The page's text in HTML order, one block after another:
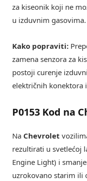
za kiseonik koji ne
u izduvnim gasovima.
Kako popraviti:
zamena senzora za
postoji curenje
električnih konektora
P0153 Kod na
Na Chevrolet
rezultirati u svetlećoj
Engine Light) i
uzrokovano starim ili